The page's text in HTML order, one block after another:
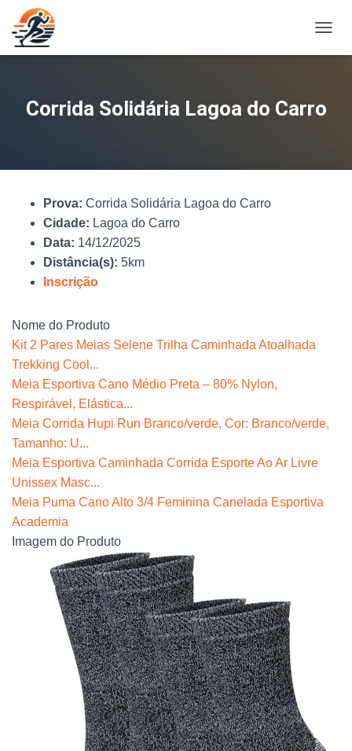
L
N
Corrida Solidária Lagoa do Carro
Prova: Corrida Solidária Lagoa do Carro
Cidade: Lagoa do Carro
Data: 14/12/2025
Distância(s): 5km
Inscrição
Nome do Produto
Kit 2 Pares Meias Selene Trilha Caminhada Atoalhada
Trekking Cool...
Meia Esportiva Cano Médio Preta – 80% Nylon,
Respirável, Elástica...
Meia Corrida Hupi Run Branco/verde, Cor: Branco/verde,
Tamanho: U...
Meia Esportiva Caminhada Corrida Esporte Ao Ar Livre
Unissex Masc...
Meia Puma Cano Alto 3/4 Feminina Canelada Esportiva
Academia
Imagem do Produto